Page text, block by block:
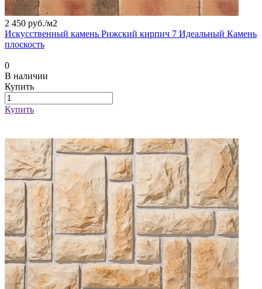
2 450 руб./м2
Искусственный камень Рижский кирпич 7 Идеальный Камень
плоскость
0
В наличии
Купить
Купить